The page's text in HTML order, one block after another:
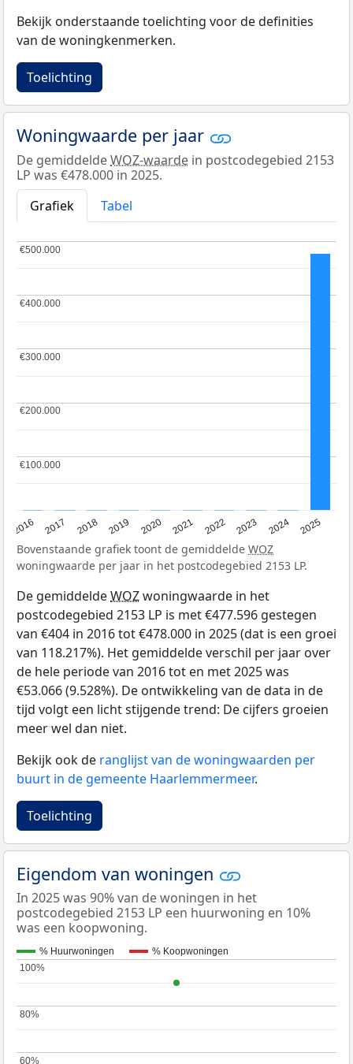
Bekijk onderstaande toelichting voor de definities
van de woningkenmerken.
Toelichting
Woningwaarde per jaar
De gemiddeldeWOZ-waarde in postcodegebied 2153
LP was €478.000 in 2025.
Grafiek
Tabel
2016 2017 2018 2019 2020 2021 2022 2023 2024 2025
€100.000
€100.000
€200.000
€200.000
€300.000
€300.000
€400.000
€400.000
€500.000
€500.000
Bovenstaande grafiek toont de gemiddelde WOZ
woningwaarde per jaar in het postcodegebied 2153 LP.
De gemiddeldeWOZwoningwaarde in het
postcodegebied 2153 LP is met €477.596 gestegen
van €404 in 2016 tot €478.000 in 2025 (dat is een groei
van 118.217%). Het gemiddelde verschil per jaar over
de hele periode van 2016 tot en met 2025 was
€53.066 (9.528%). De ontwikkeling van de data in de
tijd volgt een licht stijgende trend: De cijfers groeien
meer wel dan niet.
Bekijk ook de ranglijst van de woningwaarden per
buurt in de gemeente Haarlemmermeer.
Toelichting
Eigendom van woningen
In 2025 was 90% van de woningen in het
postcodegebied 2153 LP een huurwoning en 10%
was een koopwoning.
% Huurwoningen % Koopwoningen
60%
60%
80%
80%
100%
100%